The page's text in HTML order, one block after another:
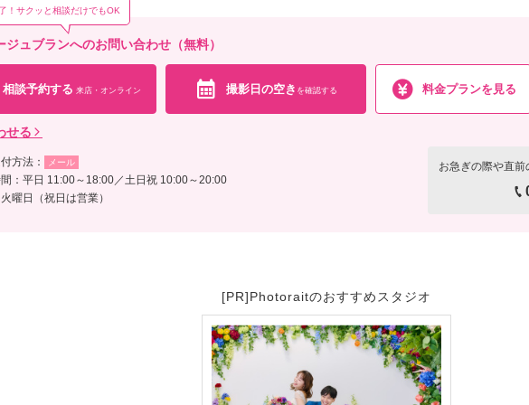
ジュブランへのお問い合わせ（無料）
！サクッと相談だけでもOK
相談予約する 来店・オンライン 撮影日の空き を確認する 料金プランを見る
せる
方法： メール
：平日 11:00～18:00／土日祝 10:00～20:00
曜日（祝日は営業）
お急ぎの際や直
[PR]Photoraitのおすすめスタジオ